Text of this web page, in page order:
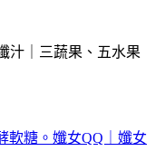
軟糖。孅女QQ｜孅女